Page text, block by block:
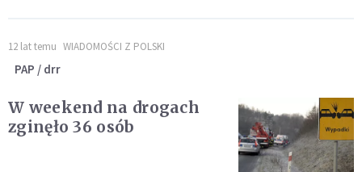
12 lat temu WIADOMOŚCI Z POLSKI
PAP / drr
W weekend na drogach
zginęło 36 osób